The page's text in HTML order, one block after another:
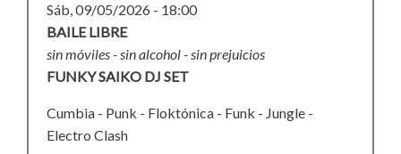
Sáb, 09/05/2026 - 18:00
BAILE LIBRE
sin móviles - sin alcohol - sin prejuicios
FUNKY SAIKO DJ SET
Cumbia - Punk - Floktónica - Funk - Jungle -
Electro Clash